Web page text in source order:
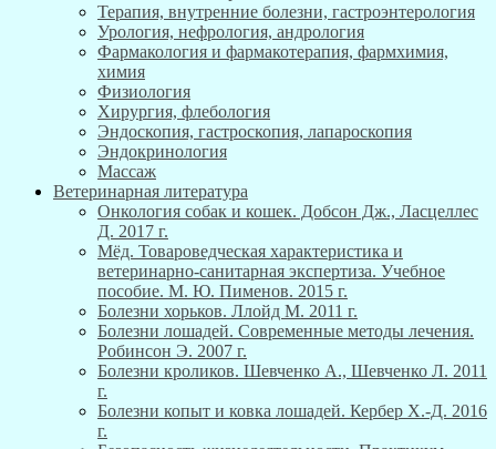
Терапия, внутренние болезни, гастроэнтерология
Урология, нефрология, андрология
Фармакология и фармакотерапия, фармхимия,
химия
Физиология
Хирургия, флебология
Эндоскопия, гастроскопия, лапароскопия
Эндокринология
Массаж
Ветеринарная литература
Онкология собак и кошек. Добсон Дж., Ласцеллес
Д. 2017 г.
Мёд. Товароведческая характеристика и
ветеринарно-санитарная экспертиза. Учебное
пособие. М. Ю. Пименов. 2015 г.
Болезни хорьков. Ллойд М. 2011 г.
Болезни лошадей. Современные методы лечения.
Робинсон Э. 2007 г.
Болезни кроликов. Шевченко А., Шевченко Л. 2011
г.
Болезни копыт и ковка лошадей. Кербер Х.-Д. 2016
г.